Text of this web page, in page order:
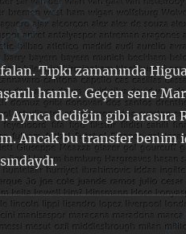
Tıpkı zamanında
hamle. Geçen sene
Ayrıca dediğin gibi
Ancak bu transfer